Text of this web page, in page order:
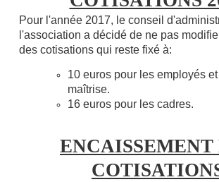
Pour l'année 2017, le conseil
l'association a décidé de ne pas
des cotisations qui reste fixé à:
10 euros pour les employés
maîtrise.
16 euros pour les cadres.
ENCAISSEMENT